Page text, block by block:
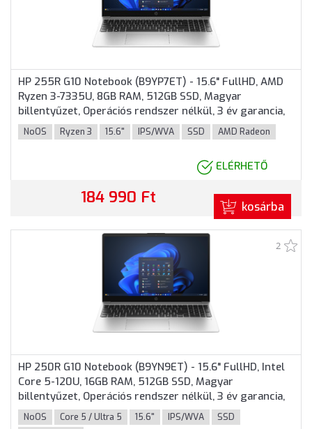
HP 255R G10 Notebook (B9YP7ET) - 15.6" FullHD, AMD
Ryzen 3-7335U, 8GB RAM, 512GB SSD, Magyar
billentyűzet, Operációs rendszer nélkül, 3 év garancia,
Ezüstszürke színben
NoOS Ryzen 3 15.6" IPS/WVA SSD AMD Radeon
ELÉRHETŐ
184 990 Ft kosárba
2
HP 250R G10 Notebook (B9YN9ET) - 15.6" FullHD, Intel
Core 5-120U, 16GB RAM, 512GB SSD, Magyar
billentyűzet, Operációs rendszer nélkül, 3 év garancia,
Ezüstszürke színben
NoOS Core 5 / Ultra 5 15.6" IPS/WVA SSD